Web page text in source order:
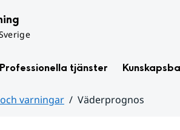
Professionella tjänster
varningar
Väderprognos